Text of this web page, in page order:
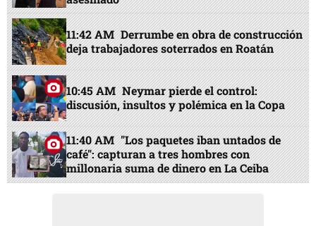
11:42 AM Derrumbe en obra de construcción
deja trabajadores soterrados en Roatán
10:45 AM Neymar pierde el control:
discusión, insultos y polémica en la Copa
11:40 AM "Los paquetes iban untados de
café": capturan a tres hombres con
millonaria suma de dinero en La Ceiba